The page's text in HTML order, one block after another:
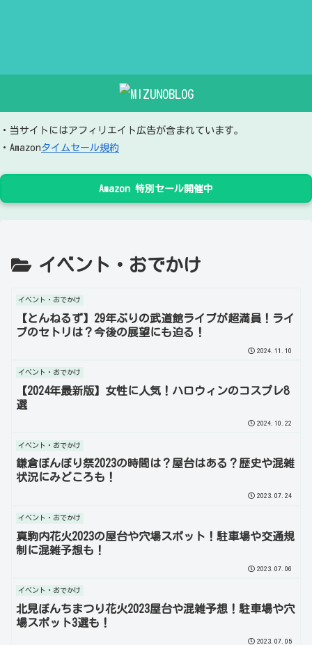
・当サイトにはアフィリエイト広告が含まれています。
・Amazonタイムセール規約
Amazon 特別セール開催中
イベント・おでかけ
イベント・おでかけ
【とんねるず】29年ぶりの武道館ライブが超満員！ライ
ブのセトリは？今後の展望にも迫る！
2024.11.10
イベント・おでかけ
【2024年最新版】女性に人気！ハロウィンのコスプレ8
選
2024.10.22
イベント・おでかけ
鎌倉ぼんぼり祭2023の時間は？屋台はある？歴史や混雑
状況にみどころも！
2023.07.24
イベント・おでかけ
真駒内花火2023の屋台や穴場スポット！駐車場や交通規
制に混雑予想も！
2023.07.06
イベント・おでかけ
北見ぼんちまつり花火2023屋台や混雑予想！駐車場や穴
場スポット3選も！
2023.07.05